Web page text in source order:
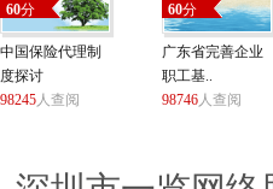
60分
中国保险代理制
度探讨
98245人查阅
60分
广东省完善企业
职工基..
98746人查阅